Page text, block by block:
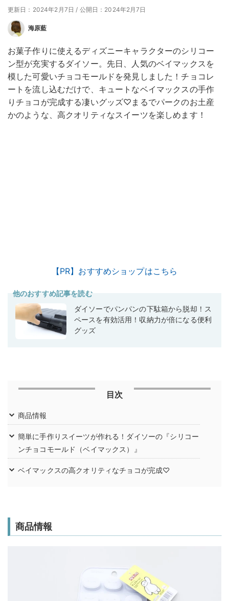
更新日：2024年2月7日 / 公開日：2024年2月7日
海原藍
お菓子作りに使えるディズニーキャラクターのシリコー
ン型が充実するダイソー。先日、人気のベイマックスを
模した可愛いチョコモールドを発見しました！チョコレ
ートを流し込むだけで、キュートなベイマックスの手作
りチョコが完成する凄いグッズ♡まるでパークのお土産
かのような、高クオリティなスイーツを楽しめます！
【PR】おすすめショップはこちら
他のおすすめ記事を読む
ダイソーでパンパンの下駄箱から脱却！ス
ペースを有効活用！収納力が倍になる便利
グッズ
目次
商品情報
簡単に手作りスイーツが作れる！ダイソーの『シリコー
ンチョコモールド（ベイマックス）』
ベイマックスの高クオリティなチョコが完成♡
商品情報